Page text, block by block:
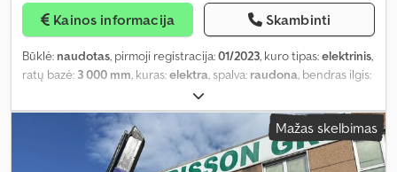
Kainos informacija Skambinti
Būklė: naudotas, pirmoji registracija:01/2023, kuro tipas:elektrinis,
ratų bazė: 3 000 mm, kuras:elektra, spalva: raudona, bendras ilgis:
2 100 mm
Gamybos metai:2023, Įranga:kranas,
Mažas skelbimas